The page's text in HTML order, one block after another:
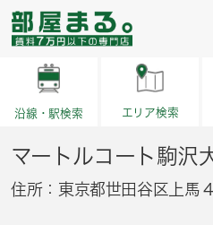
沿線・駅検索 エリア検索
マートルコート駒沢
住所：東京都世田谷区上馬